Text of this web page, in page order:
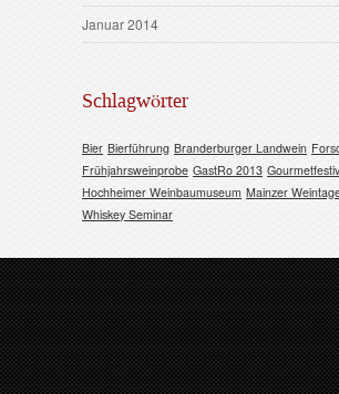
Januar 2014
Schlagwörter
Bier Bierführung Branderburger Landwein
Frühjahrsweinprobe GastRo 2013
Hochheimer Weinbaumuseum Mainzer
Whiskey Seminar